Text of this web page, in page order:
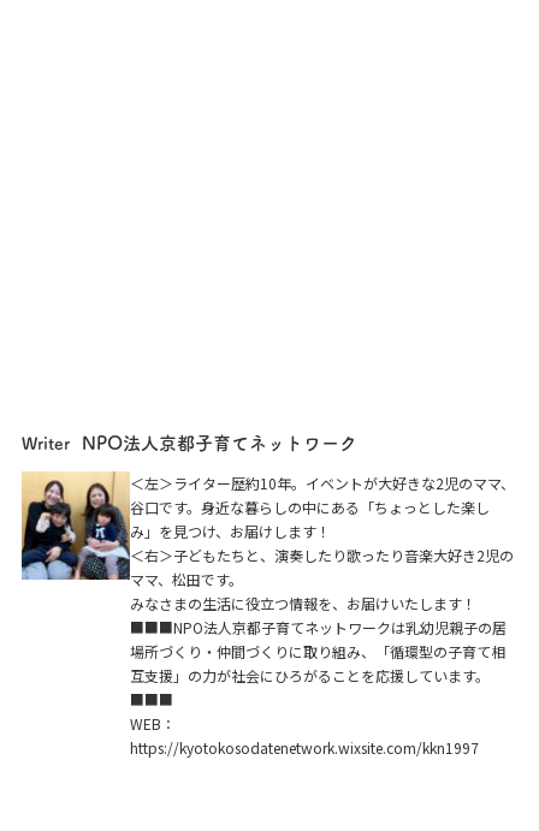
Writer NPO法人京都子育てネットワーク
＜左＞ライター歴約10年。イベントが大好きな2児のママ、
谷口です。身近な暮らしの中にある「ちょっとした楽し
み」を見つけ、お届けします！
＜右＞子どもたちと、演奏したり歌ったり音楽大好き2児の
ママ、松田です。
みなさまの生活に役立つ情報を、お届けいたします！
■■■NPO法人京都子育てネットワークは乳幼児親子の居
場所づくり・仲間づくりに取り組み、「循環型の子育て相
互支援」の力が社会にひろがることを応援しています。
■■■
WEB：
https://kyotokosodatenetwork.wixsite.com/kkn1997